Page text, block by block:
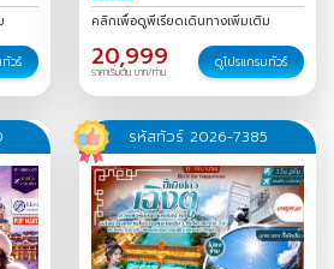
วร์
23/
คลิกเพื่อดูพีเรียดเดินทางเพิ่มเติม
20,999
ราคาเริ่มต้น บาท/ท่าน
ดูโปรแกรมทัวร์
รหัสทัวร์ 2026-7385